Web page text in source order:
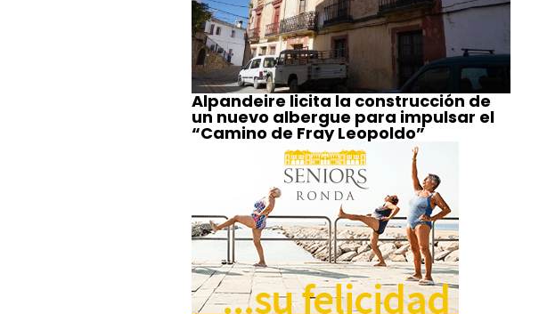
Alpandeire licita la construcción de
un nuevo albergue para impulsar el
“Camino de Fray Leopoldo”